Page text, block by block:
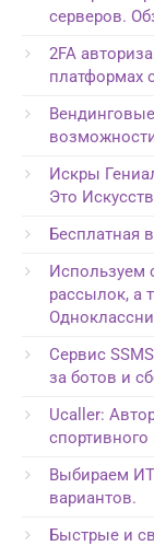
серверов.
2FA
платформах
Искры
Это
Бесплатная
Используем
рассылок, а
Сервис
за ботов и
Ucaller:
спортивного
Выбираем
вариантов.
Быстрые и